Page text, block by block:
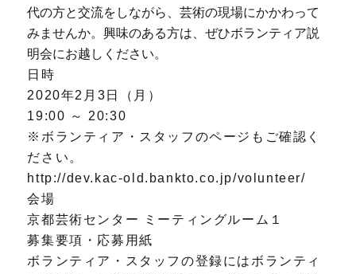
代の方と交流をしながら、芸術の現場にかかわって
みませんか。興味のある方は、ぜひボランティア説
明会にお越しください。
日時
2020年2月3日（月）
19:00 ～ 20:30
※ボランティア・スタッフのページもご確認く
ださい。
http://dev.kac-old.bankto.co.jp/volunteer/
会場
京都芸術センター ミーティングルーム１
募集要項・応募用紙
ボランティア・スタッフの登録にはボランティ